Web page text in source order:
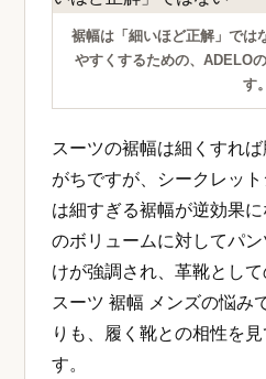
裾幅は「細いほど正解」では
やすくするための、ADELO
す。
スーツの裾幅は細くすれ
がちですが、シークレッ
は細すぎる裾幅が逆効果
のボリュームに対してパ
けが強調され、革靴として
スーツ 裾幅 メンズの悩み
りも、履く靴との相性を
す。